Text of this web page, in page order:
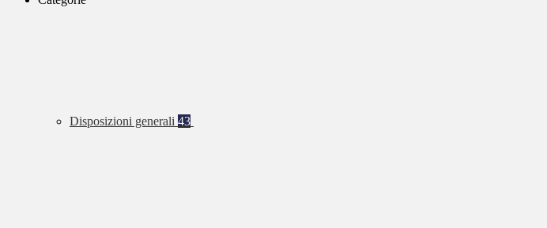
Disposizioni generali 43